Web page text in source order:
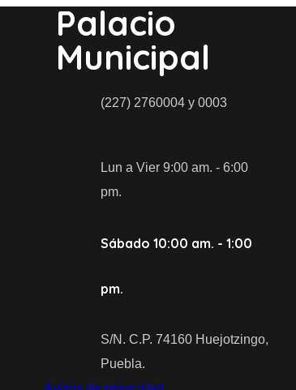
Palacio
Municipal
(227) 2760004 y 0003
Lun a Vier 9:00 am. - 6:00
pm.
Sábado 10:00 am. - 1:00
pm.
S/N. C.P. 74160 Huejotzingo,
Puebla.